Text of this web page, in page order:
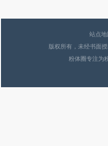
站点
版权所有，未经书面
粉体圈专注为